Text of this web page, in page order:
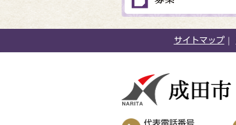
サイトマップ
代表電話番号